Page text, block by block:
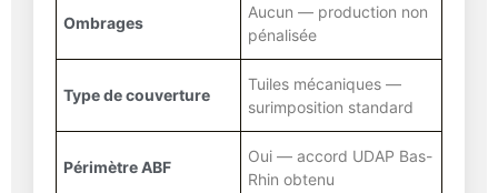
Ombrages
Aucun — production non
pénalisée
Type de couverture
Tuiles mécaniques —
surimposition standard
Périmètre ABF
Oui — accord UDAP Bas-
Rhin obtenu